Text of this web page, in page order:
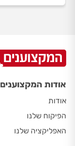
אודות המקצוענים
אודות
הפיקוח שלנו
האפליקציה שלנו